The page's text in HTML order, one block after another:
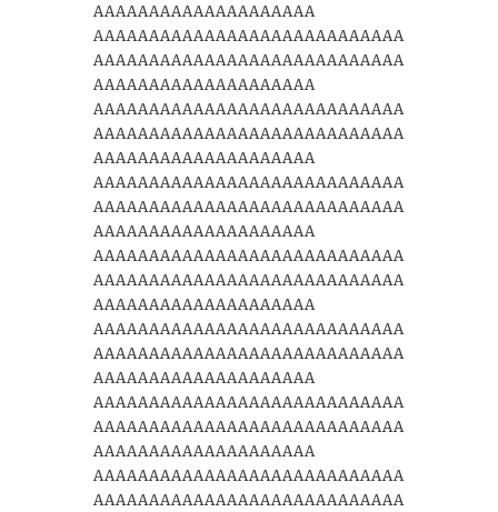
AAAAAAAAAAAAAAAAAAAA
AAAAAAAAAAAAAAAAAAAAAAAAAAAA
AAAAAAAAAAAAAAAAAAAAAAAAAAAA
AAAAAAAAAAAAAAAAAAAA
AAAAAAAAAAAAAAAAAAAAAAAAAAAA
AAAAAAAAAAAAAAAAAAAAAAAAAAAA
AAAAAAAAAAAAAAAAAAAA
AAAAAAAAAAAAAAAAAAAAAAAAAAAA
AAAAAAAAAAAAAAAAAAAAAAAAAAAA
AAAAAAAAAAAAAAAAAAAA
AAAAAAAAAAAAAAAAAAAAAAAAAAAA
AAAAAAAAAAAAAAAAAAAAAAAAAAAA
AAAAAAAAAAAAAAAAAAAA
AAAAAAAAAAAAAAAAAAAAAAAAAAAA
AAAAAAAAAAAAAAAAAAAAAAAAAAAA
AAAAAAAAAAAAAAAAAAAA
AAAAAAAAAAAAAAAAAAAAAAAAAAAA
AAAAAAAAAAAAAAAAAAAAAAAAAAAA
AAAAAAAAAAAAAAAAAAAA
AAAAAAAAAAAAAAAAAAAAAAAAAAAA
AAAAAAAAAAAAAAAAAAAAAAAAAAAA